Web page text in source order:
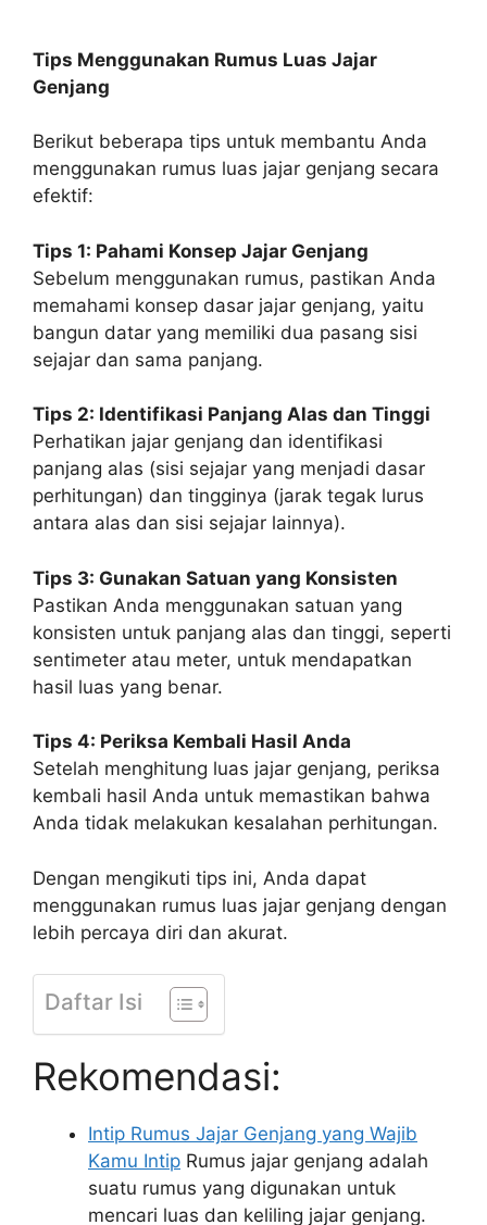
Tips Menggunakan Rumus Luas Jajar
Genjang
Berikut beberapa tips untuk membantu Anda
menggunakan rumus luas jajar genjang secara
efektif:
Tips 1: Pahami Konsep Jajar Genjang
Sebelum menggunakan rumus, pastikan Anda
memahami konsep dasar jajar genjang, yaitu
bangun datar yang memiliki dua pasang sisi
sejajar dan sama panjang.
Tips 2: Identifikasi Panjang Alas dan Tinggi
Perhatikan jajar genjang dan identifikasi
panjang alas (sisi sejajar yang menjadi dasar
perhitungan) dan tingginya (jarak tegak lurus
antara alas dan sisi sejajar lainnya).
Tips 3: Gunakan Satuan yang Konsisten
Pastikan Anda menggunakan satuan yang
konsisten untuk panjang alas dan tinggi, seperti
sentimeter atau meter, untuk mendapatkan
hasil luas yang benar.
Tips 4: Periksa Kembali Hasil Anda
Setelah menghitung luas jajar genjang, periksa
kembali hasil Anda untuk memastikan bahwa
Anda tidak melakukan kesalahan perhitungan.
Dengan mengikuti tips ini, Anda dapat
menggunakan rumus luas jajar genjang dengan
lebih percaya diri dan akurat.
Daftar Isi
Rekomendasi:
Intip Rumus Jajar Genjang yang Wajib
Kamu Intip Rumus jajar genjang adalah
suatu rumus yang digunakan untuk
mencari luas dan keliling jajar genjang.